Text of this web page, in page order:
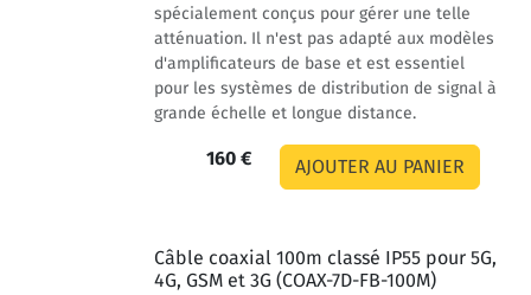
spécialement conçus pour gérer une telle
atténuation. Il n'est pas adapté aux modèles
d'amplificateurs de base et est essentiel
pour les systèmes de distribution de signal à
grande échelle et longue distance.
160 €
Câble coaxial 100m classé IP55 pour 5G,
4G, GSM et 3G (COAX-7D-FB-100M)